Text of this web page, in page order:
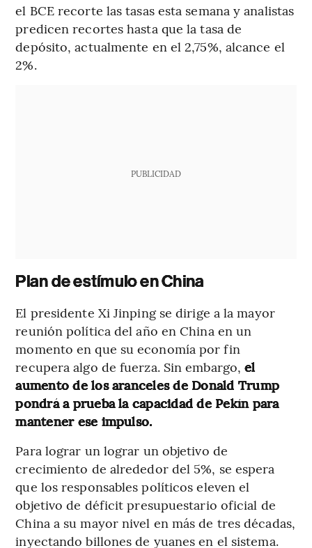
el BCE recorte las tasas esta semana y analistas
predicen recortes hasta que la tasa de
depósito, actualmente en el 2,75%, alcance el
2%.
PUBLICIDAD
Plan de estímulo en China
El presidente Xi Jinping se dirige a la mayor
reunión política del año en China en un
momento en que su economía por fin
recupera algo de fuerza. Sin embargo,el
aumento de los aranceles de Donald Trump
pondrá a prueba la capacidad de Pekín para
mantener ese impulso.
Para lograr un lograr un objetivo de
crecimiento de alrededor del 5%, se espera
que los responsables políticos eleven el
objetivo de déficit presupuestario oficial de
China a su mayor nivel en más de tres décadas,
inyectando billones de yuanes en el sistema.